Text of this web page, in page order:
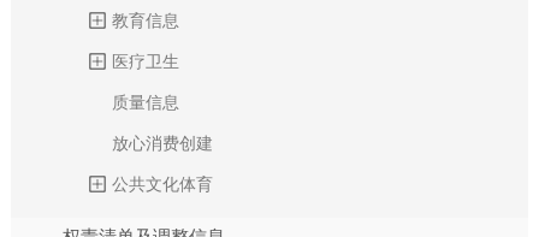
教育信息
医疗卫生
质量信息
放心消费创建
公共文化体育